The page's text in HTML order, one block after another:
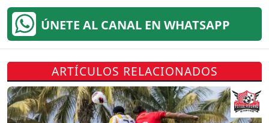
ÚNETE AL CANAL EN WHATSAPP
ARTÍCULOS RELACIONADOS